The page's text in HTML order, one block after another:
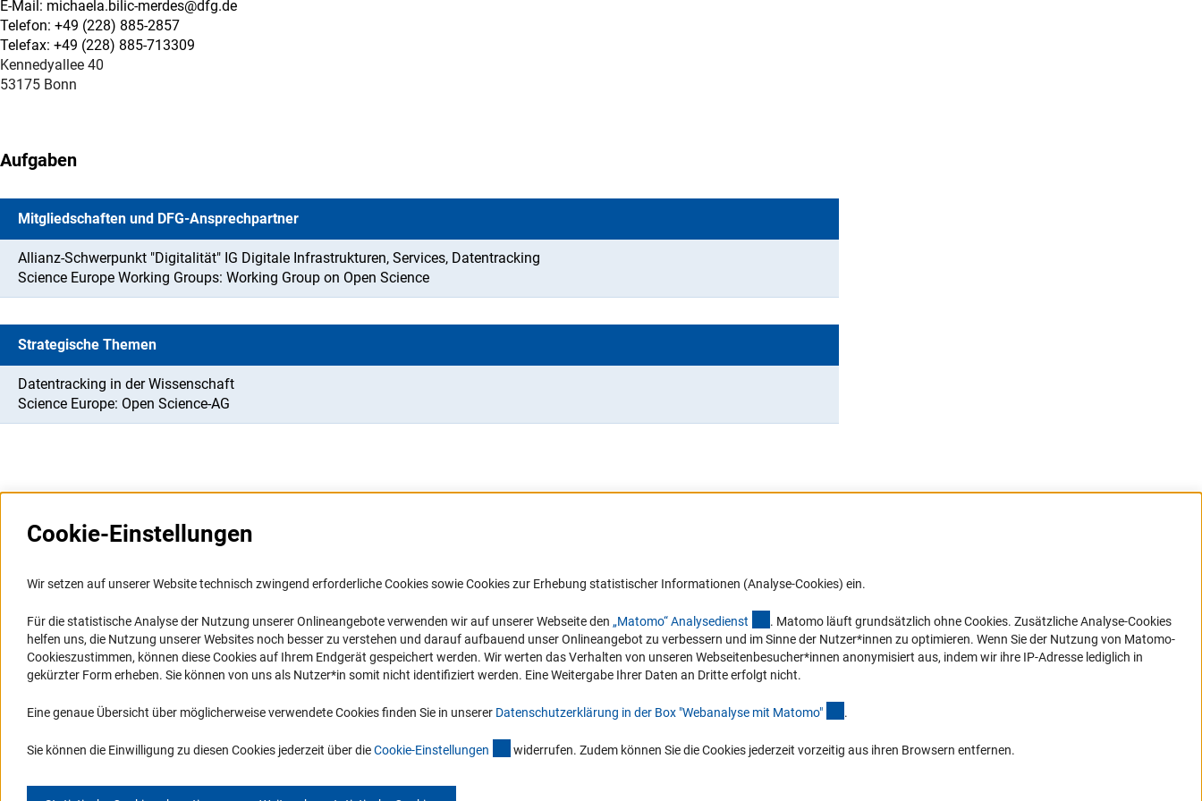
E-Mail: michaela.bilic-merdes@dfg.de
Telefon: +49 (228) 885-2857
Telefax: +49 (228) 885-713309
Kennedyallee 40
53175 Bonn
Aufgaben
Mitgliedschaften und DFG-Ansprechpartner
Allianz-Schwerpunkt "Digitalität" IG Digitale Infrastrukturen, Services, Datentracking
Science Europe Working Groups: Working Group on Open Science
Strategische Themen
Datentracking in der Wissenschaft
Science Europe: Open Science-AG
Informationssysteme
Portal Wissenschaftliche Integrität
GEPRIS
GEPRIS historisch
RIsources
FAQ
Karriere
Logo und Corporate Design
Vergabeverfahren
mit Behinderungen
Erklärung zur Barrierefreiheit
Barriere melden
in Ihr Mailpostfach oder schauen Sie sich
die Ausgaben online an.
Zum Newsletter
Cookie-Einstellungen
Wir setzen auf unserer Website technisch zwingend erforderliche Cookies sowie Cookies zur Erhebung statistischer Informationen (Analyse-Cookies) ein.
Für die statistische Analyse der Nutzung unserer Onlineangebote verwenden wir auf unserer Webseite den „Matomo“ Analysedienst (externer Link)
. Matomo läuft grundsätzlich ohne Cookies. Zusätzliche Analyse-Cookies
helfen uns, die Nutzung unserer Websites noch besser zu verstehen und darauf aufbauend unser Onlineangebot zu verbessern und im Sinne der Nutzer*innen zu optimieren. Wenn Sie der Nutzung von Matomo-
Cookieszustimmen, können diese Cookies auf Ihrem Endgerät gespeichert werden. Wir werten das Verhalten von unseren Webseitenbesucher*innen anonymisiert aus, indem wir ihre IP-Adresse lediglich in
gekürzter Form erheben. Sie können von uns als Nutzer*in somit nicht identifiziert werden. Eine Weitergabe Ihrer Daten an Dritte erfolgt nicht.
Eine genaue Übersicht über möglicherweise verwendete Cookies finden Sie in unserer Datenschutzerklärung in der Box "Webanalyse mit Matomo" .
Sie können die Einwilligung zu diesen Cookies jederzeit über dieCookie-Einstellungen (interner Link)
widerrufen. Zudem können Sie die Cookies jederzeit vorzeitig aus ihren Browsern entfernen.